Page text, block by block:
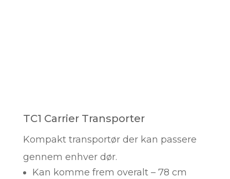
TC1 Carrier Transporter
Kompakt transportør der kan passere
gennem enhver dør.
Kan komme frem overalt – 78 cm